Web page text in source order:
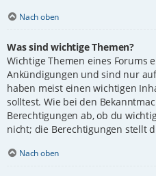
Nach oben
Was sind wichtige Themen?
Wichtige Themen eines Forums
Ankündigungen und sind nur
haben meist einen wichtigen
solltest. Wie bei den
Berechtigungen ab, ob du
nicht; die Berechtigungen stellt
Nach oben